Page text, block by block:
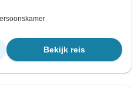
Bekijk reis